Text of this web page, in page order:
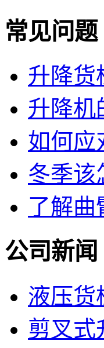
常见问题
升降货
升降机
如何应
冬季该
了解曲
公司新闻
液压货
剪叉式